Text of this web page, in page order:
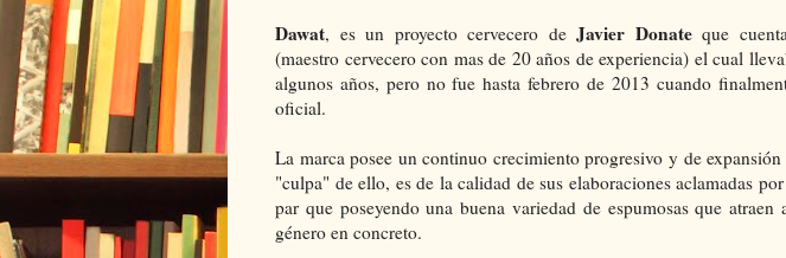
Dawat, es un proyecto cervecero de Javier Donateque
(maestro cervecero con mas de 20 años de experiencia) el cual
algunos años, pero no fue hasta febrero de 2013 cuando
oficial.
La marca posee un continuo crecimiento progresivo y de
"culpa" de ello, es de la calidad de sus elaboraciones aclamadas
par que poseyendo una buena variedad de espumosas que atraen
género en concreto.